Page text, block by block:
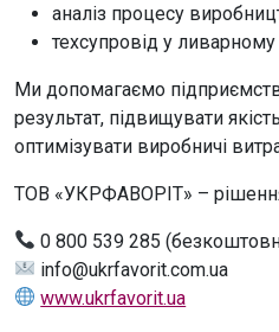
аналіз процесу
техсупровід у
Ми допомагаємо
результат, підвищувати
оптимізувати виробничі
ТОВ «УКРФАВОРІТ» –
0 800 539 285
info@ukrfavorit.com.ua
www.ukrfavorit.ua